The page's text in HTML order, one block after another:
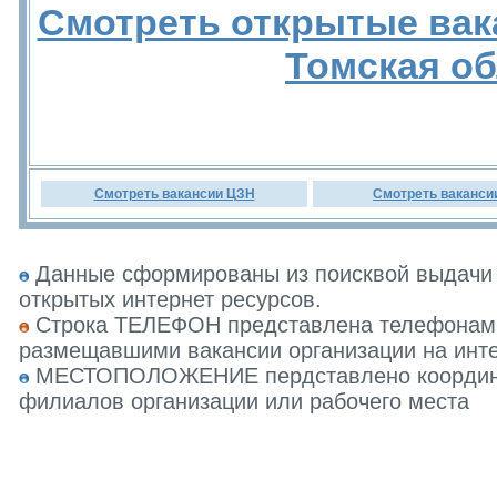
Смотреть открытые
Томская
Смотреть вакансии ЦЗН Смотреть
Данные сформированы из поисквой
открытых интернет ресурсов.
Строка ТЕЛЕФОН представлена
размещавшими вакансии организации на
МЕСТОПОЛОЖЕНИЕ пердставлено
филиалов организации или рабочего места